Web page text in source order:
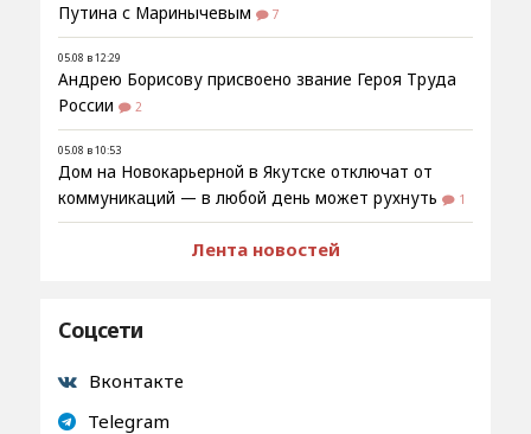
Путина с Маринычевым
7
05.08 в 12:29
Андрею Борисову присвоено звание Героя Труда
России
2
05.08 в 10:53
Дом на Новокарьерной в Якутске отключат от
коммуникаций — в любой день может рухнуть
1
Лента новостей
Соцсети
Вконтакте
Telegram